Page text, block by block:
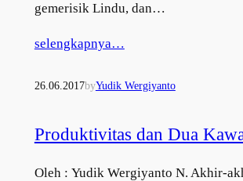
gemerisik Lindu, dan…
selengkapnya…
26.06.2017byYudik Wergiyanto
Produktivitas dan Dua
Oleh : Yudik Wergiyanto N. Akhir-